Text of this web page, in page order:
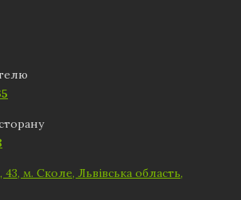
м. Сколе, Львівська область,